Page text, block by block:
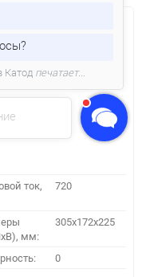
ток,
720
мм:
305х172х225
0
Катод печатает...